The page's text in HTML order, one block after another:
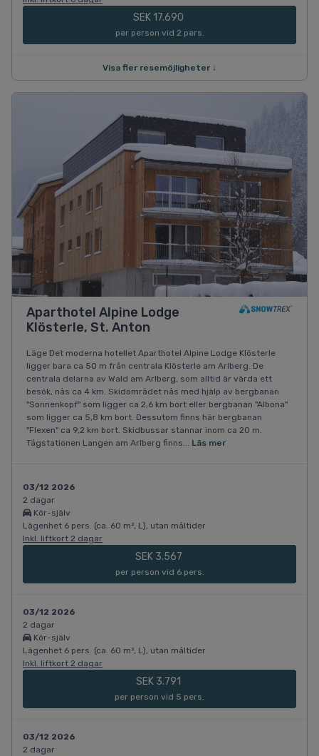
SEK 17.690
per person vid 2 pers.
Visa fler resemöjligheter ↓
Aparthotel Alpine Lodge
Klösterle, St. Anton
Läge Det moderna hotellet Aparthotel Alpine Lodge Klösterle
ligger bara ca 50 m från centrala Klösterle am Arlberg. De
centrala delarna av Wald am Arlberg, som alltid är värda ett
besök, nås ca 4 km. Skidområdet nås med hjälp av bergbanan
"Sonnenkopf" som ligger ca 2,6 km bort eller bergbanan "Albona"
som ligger ca 5,8 km bort. Dessutom finns här bergbanan
"Flexen" ca 9,2 km bort. Skidbussar stannar inom ca 20 m.
Tågstationen Langen am Arlberg finns... Läs mer
03/12 2026
2 dagar
Kör-själv
Lägenhet 6 pers. (ca. 60 m², L), utan måltider
Inkl. liftkort 2 dagar
SEK 3.567
per person vid 6 pers.
03/12 2026
2 dagar
Kör-själv
Lägenhet 6 pers. (ca. 60 m², L), utan måltider
Inkl. liftkort 2 dagar
SEK 3.791
per person vid 5 pers.
03/12 2026
2 dagar